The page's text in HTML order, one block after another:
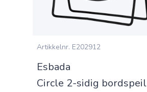
Artikkelnr. E202912
Esbada
Circle 2-sidig bordspeil